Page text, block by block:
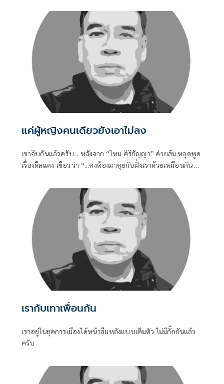
กลับเข้าไปในคุก
แค่ผู้หญิงคนเดียวยังเอาไม่ลง
เขาจีบกันแล้วครับ... หลังจาก “ไหม ศิริกัญญา” ค่ายส้ม หลุดพูด
เรื่องดีลแดง-เขียว ว่า “...คงต้องมาคุยกับฝั่งเราด้วยเหมือนกัน ไม่
ส้มก็รอเสียบอยู่
เรากับเทาเพื่อนกัน
เราอยู่ในยุคการเมืองได้หน้าลืมหลังแบบเต็มตัว ไม่มีกั๊กกันแล้ว
ครับ